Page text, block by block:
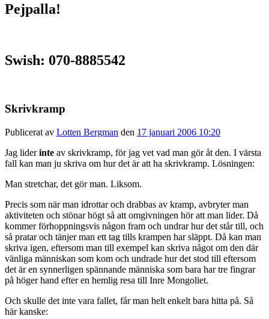
Pejpalla!
Swish: 070-8885542
Skrivkramp
Publicerat av Lotten Bergman den 17 januari 2006 10:20
Jag liderinte av skrivkramp, för jag vet vad man gör åt den. I värsta
fall kan man ju skriva om hur det är att ha skrivkramp. Lösningen:
Man stretchar, det gör man. Liksom.
Precis som när man idrottar och drabbas av kramp, avbryter man
aktiviteten och stönar högt så att omgivningen hör att man lider. Då
kommer förhoppningsvis någon fram och undrar hur det står till, och
så pratar och tänjer man ett tag tills krampen har släppt. Då kan man
skriva igen, eftersom man till exempel kan skriva något om den där
vänliga människan som kom och undrade hur det stod till eftersom
det är en synnerligen spännande människa som bara har tre fingrar
på höger hand efter en hemlig resa till Inre Mongoliet.
Och skulle det inte vara fallet, får man helt enkelt bara hitta på. Så
här kanske: